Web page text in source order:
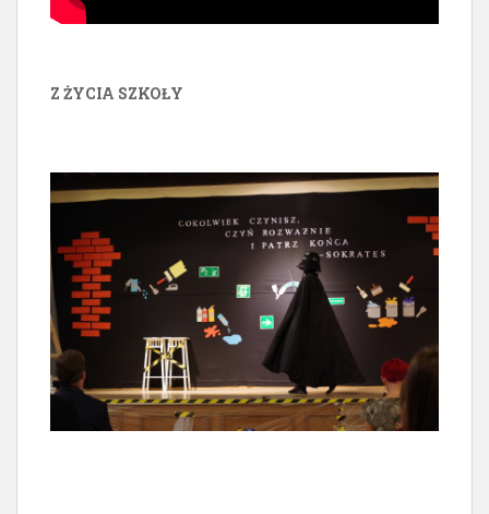
Z ŻYCIA SZKOŁY